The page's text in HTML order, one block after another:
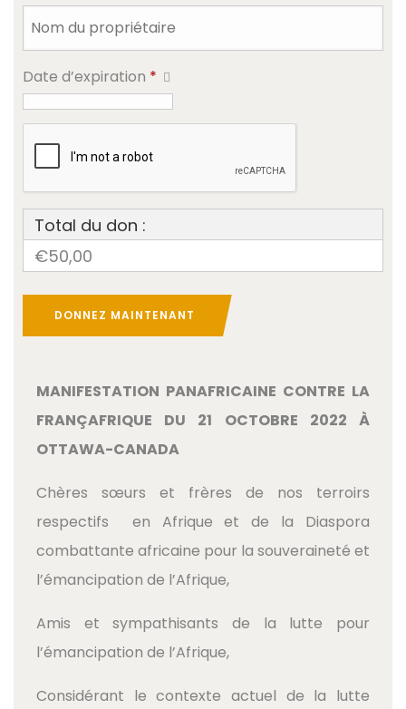
Date d’expiration *
Total du don :
€50,00
DONNEZ MAINTENANT
MANIFESTATION PANAFRICAINE CONTRE LA
FRANÇAFRIQUE DU 21 OCTOBRE 2022 À
OTTAWA-CANADA
Chères sœurs et frères de nos terroirs
respectifs en Afrique et de la Diaspora
combattante africaine pour la souveraineté et
l’émancipation de l’Afrique,
Amis et sympathisants de la lutte pour
l’émancipation de l’Afrique,
Considérant le contexte actuel de la lutte